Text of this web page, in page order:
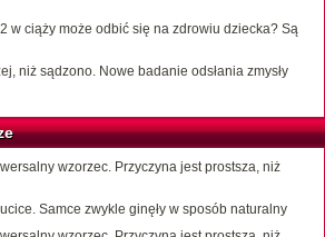
w ciąży może odbić się na zdrowiu dziecka? Są
niż sądzono. Nowe badanie odsłania zmysły
wzorzec. Przyczyna jest prostsza, niż
Samce zwykle ginęły w sposób naturalny